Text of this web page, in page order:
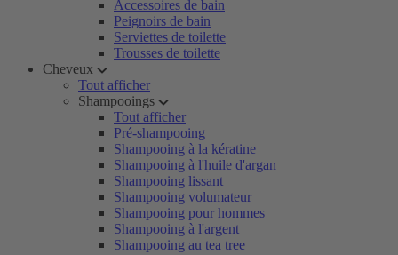
Accessoires de bain
Peignoirs de bain
Serviettes de toilette
Trousses de toilette
Cheveux
Tout afficher
Shampooings
Tout afficher
Pré-shampooing
Shampooing à la kératine
Shampooing à l'huile d'argan
Shampooing lissant
Shampooing volumateur
Shampooing pour hommes
Shampooing à l'argent
Shampooing au tea tree